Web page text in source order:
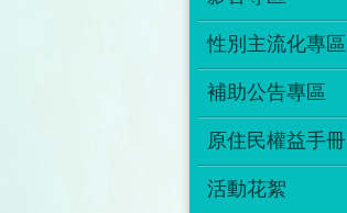
性別主流化專區
補助公告專區
原住民權益手冊
活動花絮